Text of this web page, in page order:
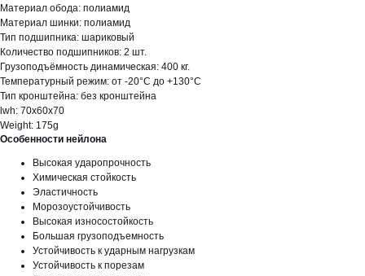
Материал обода: полиамид
Материал шинки: полиамид
Тип подшипника: шариковый
Количество подшипников: 2 шт.
Грузоподъёмность динамическая: 400 кг.
Температурный режим: от -20°С до +130°С
Тип кронштейна: без кронштейна
lwh: 70x60x70
Weight: 175g
Особенности нейлона
Высокая ударопрочность
Химическая стойкость
Эластичность
Морозоустойчивость
Высокая износостойкость
Большая грузоподъемность
Устойчивость к ударным нагрузкам
Устойчивость к порезам